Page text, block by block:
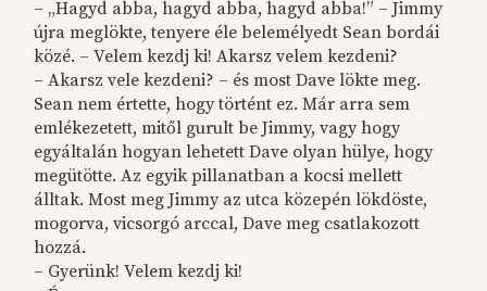
– „Hagyd abba, hagyd abba, hagyd abba!” – Jimmy
újra meglökte, tenyere éle belemélyedt Sean bordái
közé. – Velem kezdj ki! Akarsz velem kezdeni?
– Akarsz vele kezdeni? – és most Dave lökte meg.
Sean nem értette, hogy történt ez. Már arra sem
emlékezetett, mitől gurult be Jimmy, vagy hogy
egyáltalán hogyan lehetett Dave olyan hülye, hogy
megütötte. Az egyik pillanatban a kocsi mellett
álltak. Most meg Jimmy az utca közepén lökdöste,
mogorva, vicsorgó arccal, Dave meg csatlakozott
hozzá.
– Gyerünk! Velem kezdj ki!